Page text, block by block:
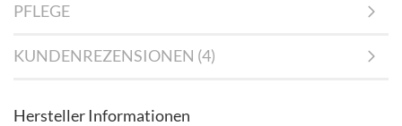
PFLEGE
KUNDENREZENSIONEN (4)
Hersteller Informationen